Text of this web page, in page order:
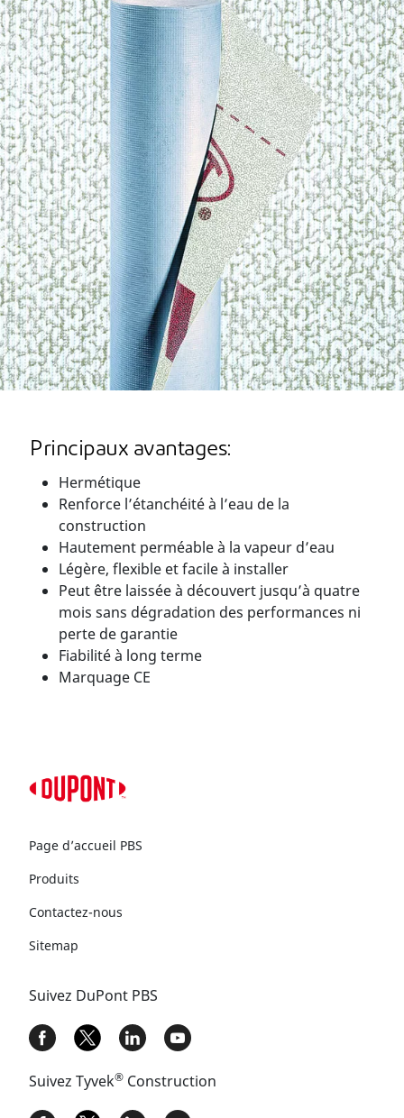
Principaux avantages:
Hermétique
Renforce l’étanchéité à l’eau de la
construction
Hautement perméable à la vapeur d’eau
Légère, flexible et facile à installer
Peut être laissée à découvert jusqu’à quatre
mois sans dégradation des performances ni
perte de garantie
Fiabilité à long terme
Marquage CE
Page d’accueil PBS
Produits
Contactez-nous
Sitemap
Suivez DuPont PBS
Suivez Tyvek®Construction